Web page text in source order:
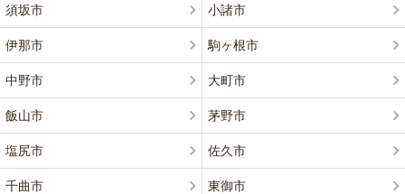
須坂市 小諸市
伊那市 駒ヶ根市
中野市 大町市
飯山市 茅野市
塩尻市 佐久市
千曲市 東御市